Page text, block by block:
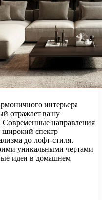
интерьера
отражает вашу
Современные направления
широкий спектр
до лофт-стиля.
уникальными чертами
идеи в домашнем